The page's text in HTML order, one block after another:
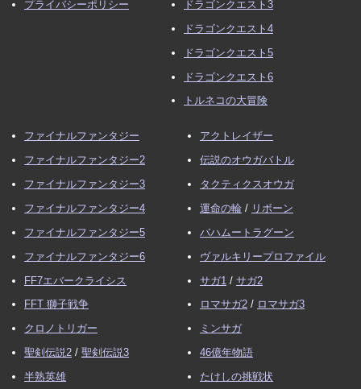
プライバシーポリシー
ドラゴンクエスト3
ドラゴンクエスト4
ドラゴンクエスト5
ドラゴンクエスト6
トルネコの大冒険
ファイナルファンタジー
ファイナルファンタジー2
ファイナルファンタジー3
ファイナルファンタジー4
ファイナルファンタジー5
ファイナルファンタジー6
FF7エバークライシス
FFT 獅子戦争
クロノトリガー
聖剣伝説2 / 聖剣伝説3
半熟英雄
アクトレイザー
伝説のオウガバトル
タクティクスオウガ
運命の輪 / リボーン
バハムートラグーン
ヴァルキリープロファイル
サガ1 / サガ2
ロマサガ2 / ロマサガ3
ミンサガ
46億年物語
たけしの挑戦状